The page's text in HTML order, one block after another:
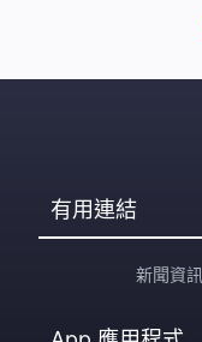
有用連結
新聞資訊